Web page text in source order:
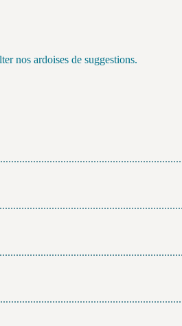
nos ardoises de suggestions.